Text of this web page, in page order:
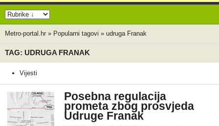
Metro-portal.hr » Popularni tagovi » udruga Franak
TAG: UDRUGA FRANAK
Vijesti
Posebna regulacija
prometa zbog prosvjeda
Udruge Franak